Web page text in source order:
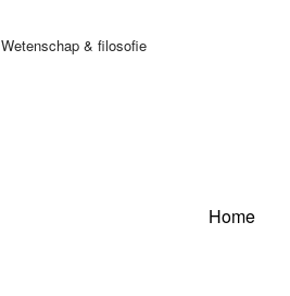
Wetenschap & filosofie
Home